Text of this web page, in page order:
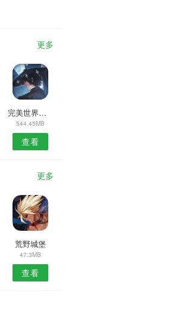
更多
完美世界之覆轮回完整版
544.45MB
查看
更多
荒野城堡
47.3MB
查看